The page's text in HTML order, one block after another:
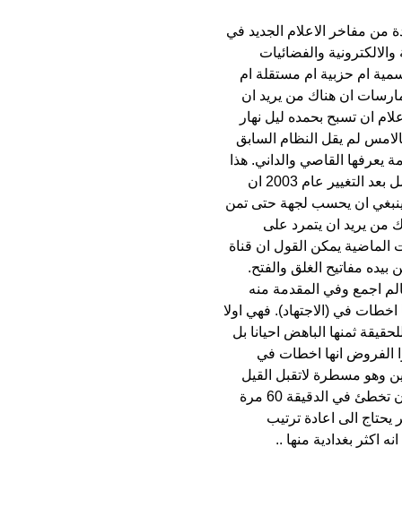
من مفاخر الاعلام الجديد في
والفضائيات
ام حزبية ام مستقلة ام
ان هناك من يريد ان
ان تسبح بحمده ليل نهار
لم يقل النظام السابق
القاصي والداني. هذا
ماينطبق على الصحافة والمطبوعات . اما الفضاء فليس هناك مجال للحديث في هذا الامر. ماحصل بعد التغيير عام 2003 ان
ان يحسب لجهة حتى تمن
من يريد ان يتمرد على
الماضية يمكن القول ان قناة
مفاتيح الغلق والفتح.
اجمع وفي المقدمة منه
اخطات في (الاجتهاد). فهي اولا
ثمنها الباهض احيانا بل
الفروض انها اخطات في
وهو مسطرة لاتقبل القيل
والقال يمنح المجتهد المخطئ اجرا واحدا فهل من المنطقي ان تجري معاقبة قناة فضائية يمكن ان تخطئ في الدقيقة 60 مرة
الى اعادة ترتيب
اكثر بغدادية منها ..